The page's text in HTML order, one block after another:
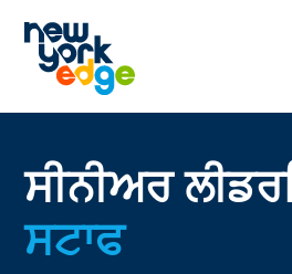
ਸੀਨੀਅਰ
ਸਟਾਫ